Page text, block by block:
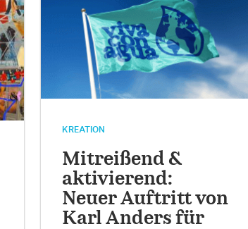
KREATION
Mitreißend &
aktivierend:
Neuer Auftritt von
Karl Anders für